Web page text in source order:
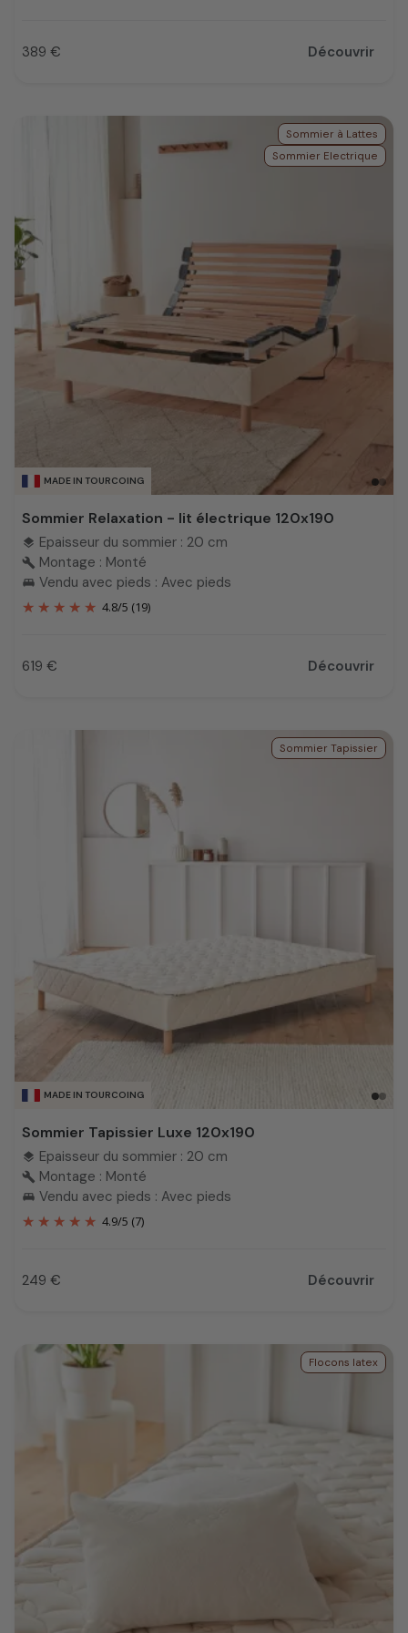
Prix
389 € Découvrir
MADE IN TOURCOING
Sommier à Lattes
Sommier Electrique
Sommier Relaxation - lit électrique 120x190
layers Epaisseur du sommier : 20 cm
build Montage : Monté
king_bed Vendu avec pieds : Avec pieds
4.8/5 (19)
Prix
619 € Découvrir
MADE IN TOURCOING
Sommier Tapissier
Sommier Tapissier Luxe 120x190
layers Epaisseur du sommier : 20 cm
build Montage : Monté
king_bed Vendu avec pieds : Avec pieds
4.9/5 (7)
Prix
249 € Découvrir
Flocons latex